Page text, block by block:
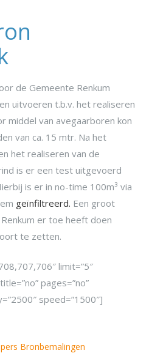
de Gemeente Renkum
uitvoeren t.b.v. het realiseren
middel van avegaarboren kon
van ca. 15 mtr. Na het
het realiseren van de
is er een test uitgevoerd
is er in no-time 100m³ via
geïnfiltreerd. Een groot
er toe heeft doen
te zetten.
limit=”5″
pages=”no”
speed=”1500″]
Bronbemalingen